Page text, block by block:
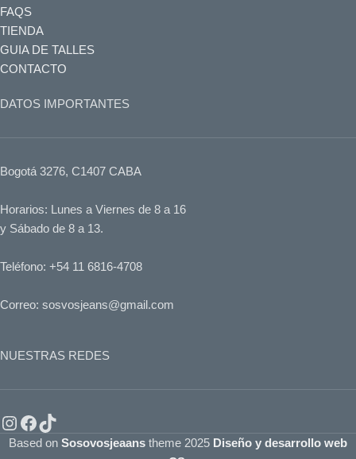
FAQS
TIENDA
GUIA DE TALLES
CONTACTO
DATOS IMPORTANTES
Bogotá 3276, C1407 CABA
Horarios: Lunes a Viernes de 8 a 16
y Sábado de 8 a 13.
Teléfono: +54 11 6816-4708
Correo: sosvosjeans@gmail.com
NUESTRAS REDES
Based on Sosovosjeaans theme 2025 Diseño y desarrollo web